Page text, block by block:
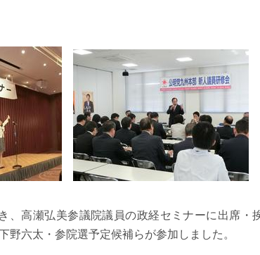
、高瀬弘美参議院議員の政経セミナーに出席・
野六太・参院選予定候補らが参加しました。